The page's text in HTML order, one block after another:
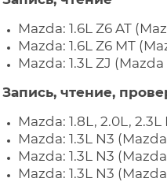
Mazda: 1.6L Z6 AT
Mazda: 1.6L Z6 MT
Mazda: 1.3L ZJ
Запись, чтение,
Mazda: 1.8L, 2.0L,
Mazda: 1.3L N3
Mazda: 1.3L N3
Mazda: 1.3L N3